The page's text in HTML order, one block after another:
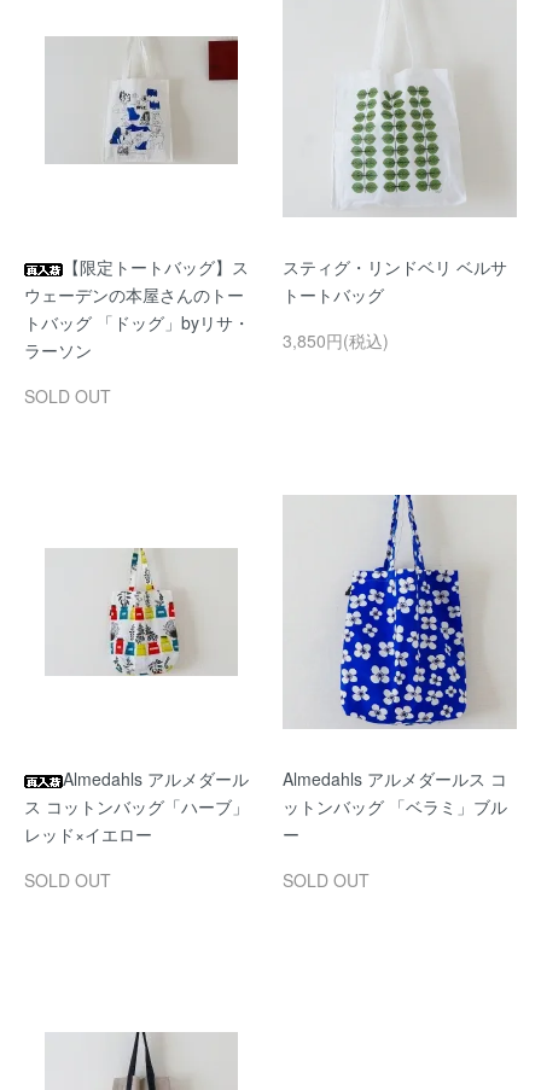
【限定トートバッグ】ス
ウェーデンの本屋さんのトー
トバッグ 「ドッグ」byリサ・
ラーソン
SOLD OUT
スティグ・リンドベリ ベルサ
トートバッグ
3,850円(税込)
Almedahls アルメダール
ス コットンバッグ「ハーブ」
レッド×イエロー
SOLD OUT
Almedahls アルメダールス コ
ットンバッグ 「ベラミ」ブル
ー
SOLD OUT